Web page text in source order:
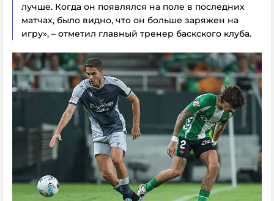
лучше. Когда он появлялся на поле в последних
матчах, было видно, что он больше заряжен на
игру», – отметил главный тренер баскского клуба.